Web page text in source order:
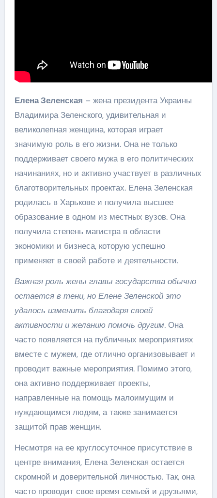
Елена Зеленская – жена президента Украины
Владимира Зеленского, удивительная и
великолепная женщина, которая играет
значимую роль в его жизни. Она не только
поддерживает своего мужа в его политических
начинаниях, но и активно участвует в различных
благотворительных проектах. Елена Зеленская
родилась в Харькове и получила высшее
образование в одном из местных вузов. Она
получила степень магистра в области
экономики и бизнеса, которую успешно
применяет в своей работе и деятельности.
Важная роль жены главы государства обычно
остается в тени, но Елене Зеленской это
удалось изменить благодаря своей
активности и желанию помочь другим.Она
часто появляется на публичных мероприятиях
вместе с мужем, где отлично организовывает и
проводит важные мероприятия. Помимо этого,
она активно поддерживает проекты,
направленные на помощь малоимущим и
нуждающимся людям, а также занимается
защитой прав женщин.
Несмотря на ее круглосуточное присутствие в
центре внимания, Елена Зеленская остается
скромной и доверительной личностью. Так, она
часто проводит свое время семьей и друзьями,